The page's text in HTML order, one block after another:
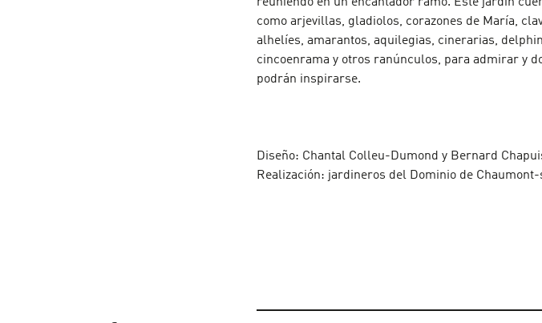
como arjevillas, gladiolos, corazones de María,
alhelíes, amarantos, aquilegias, cinerarias,
cincoenrama y otros ranúnculos, para admirar y
podrán inspirarse.
Diseño: Chantal Colleu-Dumond y Bernard
Realización: jardineros del Dominio de